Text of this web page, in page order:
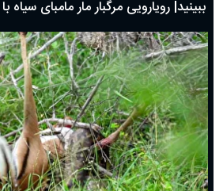
ببینید| رویارویی مرگبار مار مامبای سیاه